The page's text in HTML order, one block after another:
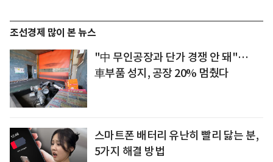
조선경제 많이 본 뉴스
"中 무인공장과 단가 경쟁 안 돼"…
車부품 성지, 공장 20% 멈췄다
스마트폰 배터리 유난히 빨리 닳는 분,
5가지 해결 방법